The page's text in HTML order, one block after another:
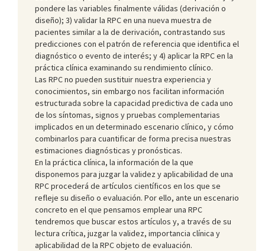
pondere las variables finalmente válidas (derivación o
diseño); 3) validar la RPC en una nueva muestra de
pacientes similar a la de derivación, contrastando sus
predicciones con el patrón de referencia que identifica el
diagnóstico o evento de interés; y 4) aplicar la RPC en la
práctica clínica examinando su rendimiento clínico.
Las RPC no pueden sustituir nuestra experiencia y
conocimientos, sin embargo nos facilitan información
estructurada sobre la capacidad predictiva de cada uno
de los síntomas, signos y pruebas complementarias
implicados en un determinado escenario clínico, y cómo
combinarlos para cuantificar de forma precisa nuestras
estimaciones diagnósticas y pronósticas.
En la práctica clínica, la información de la que
disponemos para juzgar la validez y aplicabilidad de una
RPC procederá de artículos científicos en los que se
refleje su diseño o evaluación. Por ello, ante un escenario
concreto en el que pensamos emplear una RPC
tendremos que buscar estos artículos y, a través de su
lectura crítica, juzgar la validez, importancia clínica y
aplicabilidad de la RPC objeto de evaluación.